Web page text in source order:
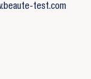
test.com